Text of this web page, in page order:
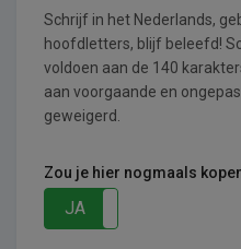
Schrijf in het Nederlands,
hoofdletters, blijf beleefd!
voldoen aan de 140
aan voorgaande en
geweigerd.
Zou je hier nogmaals
JA